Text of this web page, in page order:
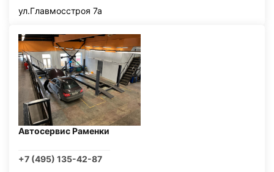
ул.Главмосстроя 7а
Автосервис Раменки
+7 (495) 135-42-87